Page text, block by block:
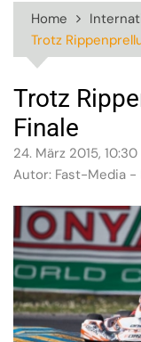
Home
Trotz
Trotz
Finale
24. März 2015, 10:30
Autor: Fast-Media -